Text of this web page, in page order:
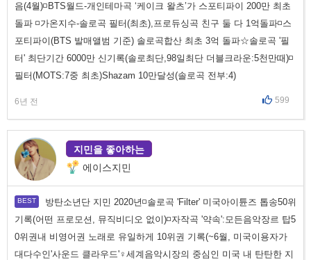
음(4월)◽BTS월드-개인테마곡 ‘케이크 왈츠’가 스포티파이 200만 최초
돌파 ◽가온지수-솔로곡 필터(최초),프로듀싱곡 친구 둘 다 1억돌파◽스
포티파이(BTS 발매앨범 기준) 솔로곡합산 최초 3억 돌파☆솔로곡 '필
터' 최단기간 6000만 신기록(솔로최단,98일최단 더블크라운:5천만때)◽
필터(MOTS:7중 최초)Shazam 10만달성(솔로곡 전부:4)
6년 전 599
지민을 좋아하는
에이스지민
방탄소년단 지민 2020년◽솔로곡 'Filter' 미국아이튠즈 톱송50위
기록(어떤 프로모션, 뮤직비디오 없이)◽자작곡 '약속':모든음악장르 탑5
0위권내 비영어권 노래로 유일하게 10위권 기록(~6월, 미국이용자가
대다수인'사운드 클라우드'♀️세계음악시장의 중심인 미국 내 탄탄한 지